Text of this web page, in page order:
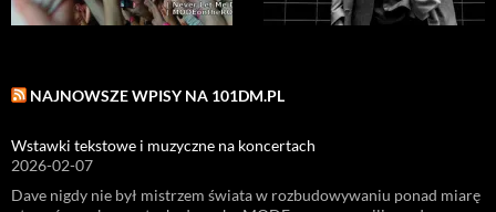
NAJNOWSZE WPISY NA 101DM.PL
Wstawki tekstowe i muzyczne na koncertach
2026-02-07
Dave nigdy nie był mistrzem świata w rozbudowywaniu ponad miarę